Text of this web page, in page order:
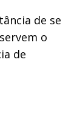
de se
o
de